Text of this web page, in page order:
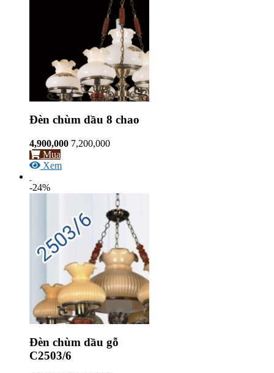
Đèn chùm dầu 8 chao
4,900,000 7,200,000
Mua
Xem
-24%
Đèn chùm dầu gỗ
C2503/6